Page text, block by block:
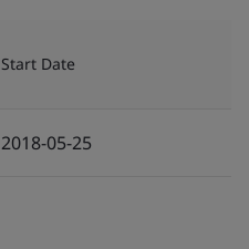
Start Date
2018-05-25